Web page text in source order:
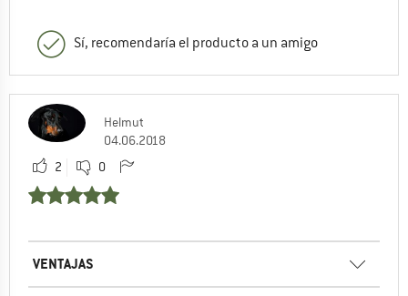
Sí, recomendaría el producto a un amigo
Helmut
04.06.2018
2
0
VENTAJAS